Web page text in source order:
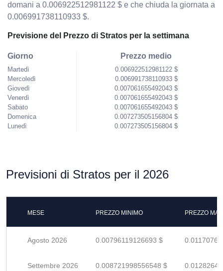
domani a 0.006922512981122 $ e che chiuda la giornata a
0.006991738110933 $.
Previsione del Prezzo di Stratos per la settimana
Giorno
Martedì
Mercoledì
Giovedì
Venerdì
Sabato
Domenica
Lunedì
Prezzo medio
0.006922512981122 $
0.006991738110933 $
0.007061655492043 $
0.007061655492043 $
0.007061655492043 $
0.007273505156804 $
0.007273505156804 $
Previsioni di Stratos per il 2026
MESE PREZZO MINIMO PREZZO
Agosto 2026 0.00796119126693 $
Settembre 2026 0.008721998556548 $